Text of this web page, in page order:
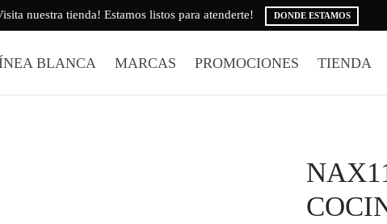
nuestra tienda! Estamos listos para atenderte! DONDE ESTAMOS
BLANCA MARCAS PROMOCIONES TIENDA